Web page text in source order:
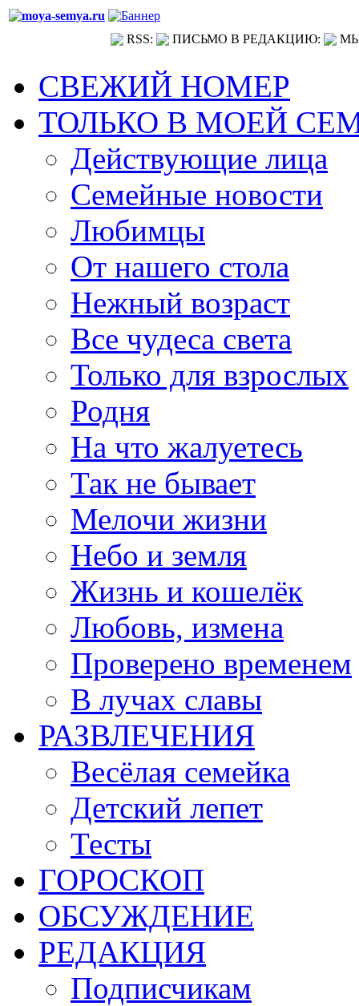
RSS: ПИСЬМО В РЕДАКЦИЮ:
СВЕЖИЙ НОМЕР
ТОЛЬКО В МОЕЙ
Действующие лица
Семейные новости
Любимцы
От нашего стола
Нежный возраст
Все чудеса света
Только для взрослых
Родня
На что жалуетесь
Так не бывает
Мелочи жизни
Небо и земля
Жизнь и кошелёк
Любовь, измена
Проверено временем
В лучах славы
РАЗВЛЕЧЕНИЯ
Весёлая семейка
Детский лепет
Тесты
ГОРОСКОП
ОБСУЖДЕНИЕ
РЕДАКЦИЯ
Подписчикам